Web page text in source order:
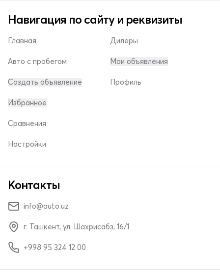
Навигация по сайту и реквизиты
Главная
Авто с пробегом
Создать объявление
Дилеры
Мои объявления
Профиль
Избранное
Сравнения
Настройки
Контакты
info@auto.uz
г. Ташкент, ул. Шахрисабз, 16/1
+998 95 324 12 00